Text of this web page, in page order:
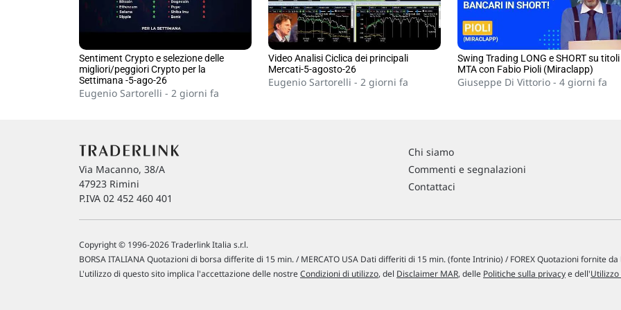
Sentiment Crypto e selezione delle
migliori/peggiori Crypto per la
Settimana -5-ago-26
Eugenio Sartorelli - 2 giorni fa
Video Analisi Ciclica dei principali
Mercati-5-agosto-26
Eugenio Sartorelli - 2 giorni fa
Swing Trading LONG e SHORT su titoli
MTA con Fabio Pioli (Miraclapp)
Giuseppe Di Vittorio - 4 giorni fa
Via Macanno, 38/A
47923 Rimini
P.IVA 02 452 460 401
Chi siamo
Commenti e segnalazioni
Contattaci
Copyright © 1996-2026 Traderlink Italia s.r.l.
BORSA ITALIANA Quotazioni di borsa differite di 15 min. / MERCATO USA Dati differiti di 15 min. (fonte Intrinio) / FOREX Quotazioni fornite da
L'utilizzo di questo sito implica l'accettazione delle nostreCondizioni di utilizzo, del Disclaimer MAR, delle Politiche sulla privacye dell'